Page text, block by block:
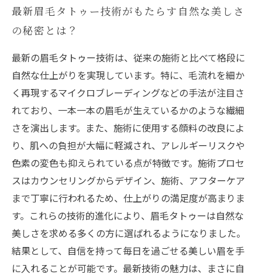
タトゥー
最新技術で人生が変わる！自信を持てる美しい
眉を手に入れる方法
眉毛タトゥーの進化が拓く新しい美容の可能性
とは？
自然な美しさを長く保つためのアフターケアと
ポイント
最新眉毛タトゥー技術がもたらす自然な美しさ
の秘密とは？
最新の眉毛タトゥー技術は、従来の施術と比べて格段に
自然な仕上がりを実現しています。特に、毛流れを細か
く再現するマイクロブレーディングなどの手法が注目さ
れており、一本一本の眉毛が生えているかのような繊細
さを演出します。また、施術に使用する顔料の改良によ
り、肌への負担が大幅に軽減され、アレルギーリスクや
色素の変色も抑えられている点が特徴です。施術プロセ
スはカウンセリングからデザイン、施術、アフターケア
まで丁寧に行われるため、仕上がりの満足度が高まりま
す。これらの技術的進化により、眉毛タトゥーは自然な
美しさを求める多くの方に選ばれるようになりました。
結果として、自信を持って毎日を過ごせる美しい眉を手
に入れることが可能です。最新技術の魅力は、まさに自